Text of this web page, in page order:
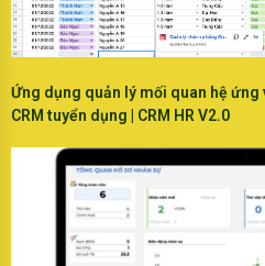
Ứng dụng quản lý mối quan hệ ứng
CRM tuyển dụng | CRM HR V2.0